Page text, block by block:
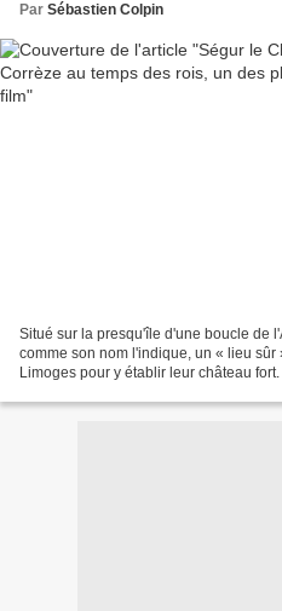
Par Sébastien Colpin
Situé sur la presqu'île d'une boucle de
comme son nom l'indique, un « lieu
Limoges pour y établir leur château